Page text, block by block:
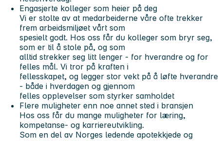
Engasjerte kolleger som heier på deg
Vi er stolte av at medarbeiderne våre ofte trekker
frem arbeidsmiljøet vårt som
spesielt godt. Hos oss får du kolleger som bryr seg,
som er til å stole på, og som
alltid strekker seg litt lenger - for hverandre og for
felles mål. Vi tror på kraften i
fellesskapet, og legger stor vekt på å løfte hverandre
- både i hverdagen og gjennom
felles opplevelser som styrker samholdet
Flere muligheter enn noe annet sted i bransjen
Hos oss får du mange muligheter for læring,
kompetanse- og karriereutvikling.
Som en del av Norges ledende apotekkjede og